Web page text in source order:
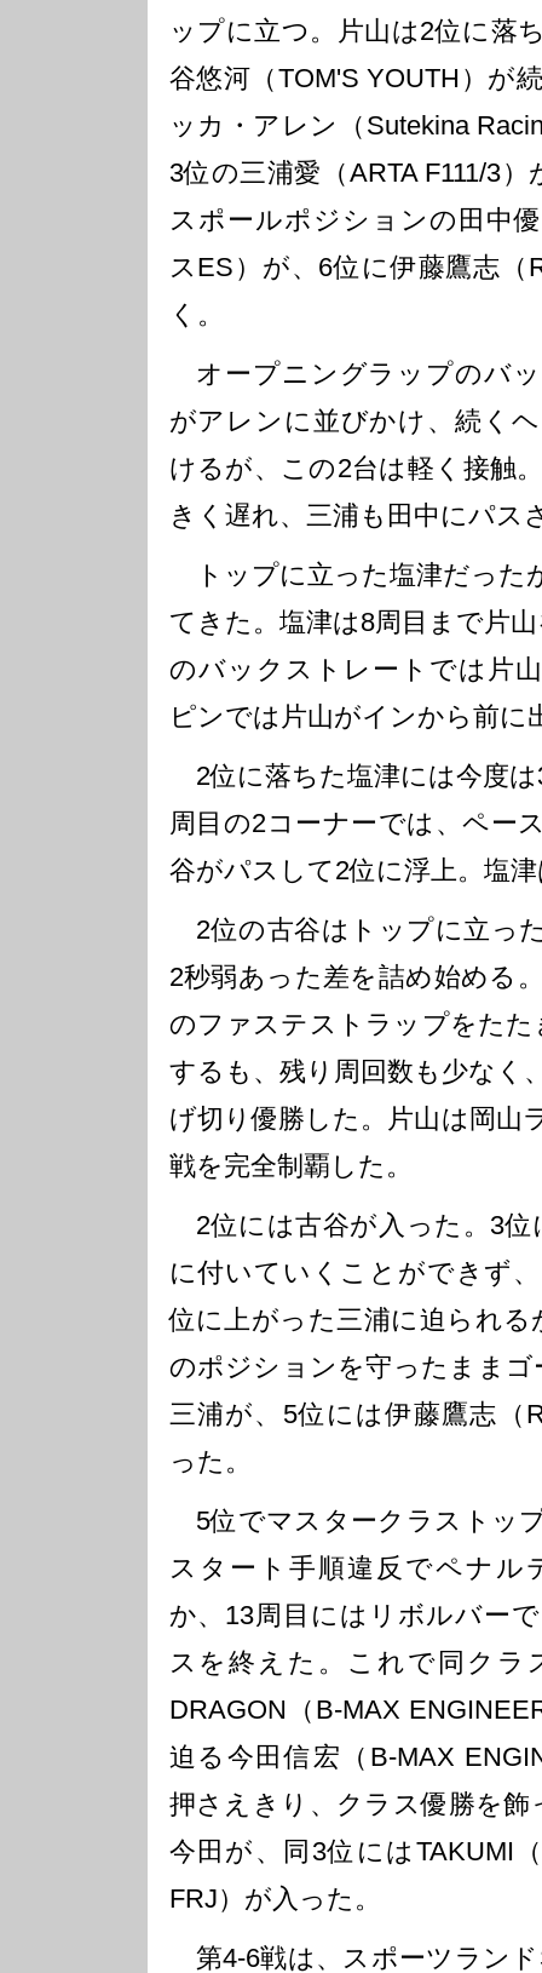
ップに立つ。片山は2位に落
谷悠河（TOM'S YOUTH）が
ッカ・アレン（Sutekina
3位の三浦愛（ARTA F111/3
スポールポジションの田中
スES）が、6位に伊藤鷹志（
く。
オープニングラップのバ
がアレンに並びかけ、続く
けるが、この2台は軽く接触
きく遅れ、三浦も田中にパス
トップに立った塩津だった
てきた。塩津は8周目まで片
のバックストレートでは片
ピンでは片山がインから前に
2位に落ちた塩津には今度
周目の2コーナーでは、ペー
谷がパスして2位に浮上。塩
2位の古谷はトップに立っ
2秒弱あった差を詰め始める
のファステストラップをた
するも、残り周回数も少なく
げ切り優勝した。片山は岡山
戦を完全制覇した。
2位には古谷が入った。3位
に付いていくことができず
位に上がった三浦に迫られ
のポジションを守ったまま
三浦が、5位には伊藤鷹志（
った。
5位でマスタークラストッ
スタート手順違反でペナル
か、13周目にはリボルバー
スを終えた。これで同クラ
DRAGON（B-MAX
迫る今田信宏（B-MAX
押さえきり、クラス優勝を
今田が、同3位にはTAKUMI
FRJ）が入った。
第4-6戦は、スポーツラン